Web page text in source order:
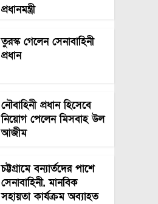
প্রধানমন্ত্রী
তুরস্ক গেলেন সেনাবাহিনী
প্রধান
নৌবাহিনী প্রধান হিসেবে
নিয়োগ পেলেন মিসবাহ উল
আজীম
চট্টগ্রামে বন্যার্তদের পাশে
সেনাবাহিনী, মানবিক
সহায়তা কার্যক্রম অব্যাহত